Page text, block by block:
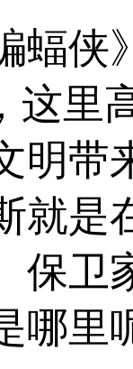
蝠侠
这里
明带
就是
保卫
哪里